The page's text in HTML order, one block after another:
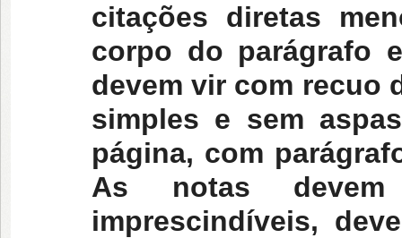
citações diretas
corpo do parágrafo
devem vir com recuo
simples e sem
página, com
As notas
imprescindíveis,